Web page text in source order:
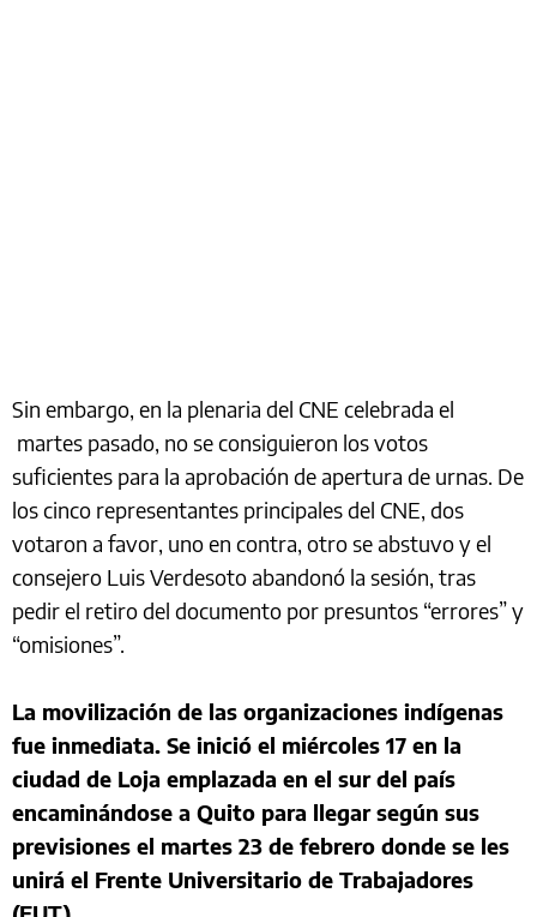
Sin embargo, en la plenaria del CNE celebrada el
martes pasado, no se consiguieron los votos
suficientes para la aprobación de apertura de urnas. De
los cinco representantes principales del CNE, dos
votaron a favor, uno en contra, otro se abstuvo y el
consejero Luis Verdesoto abandonó la sesión, tras
pedir el retiro del documento por presuntos “errores” y
“omisiones”.
La movilización de las organizaciones indígenas
fue inmediata. Se inició el miércoles 17 en la
ciudad de Loja emplazada en el sur del país
encaminándose a Quito para llegar según sus
previsiones el martes 23 de febrero donde se les
unirá el Frente Universitario de Trabajadores